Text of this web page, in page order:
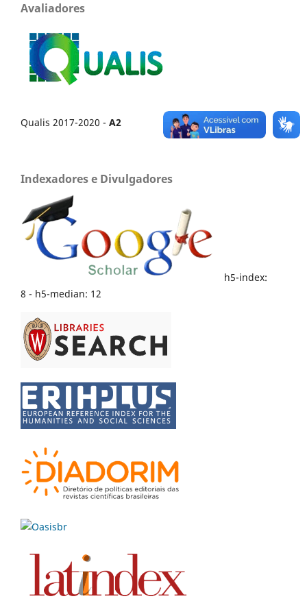
Avaliadores
Qualis 2017-2020 - A2
Indexadores e Divulgadores
h5-index:
8 - h5-median: 12